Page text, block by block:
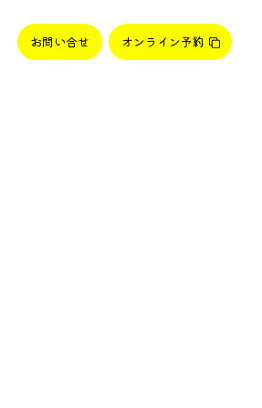
お問い合せ オンライン予約